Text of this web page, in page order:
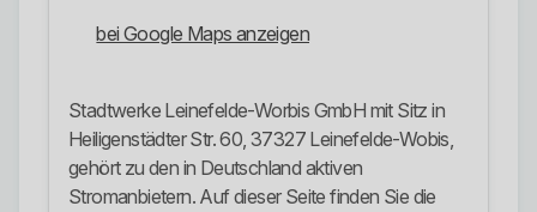
bei Google Maps anzeigen
Stadtwerke Leinefelde-Worbis GmbH mit Sitz in
Heiligenstädter Str. 60, 37327 Leinefelde-Wobis,
gehört zu den in Deutschland aktiven
Stromanbietern. Auf dieser Seite finden Sie die